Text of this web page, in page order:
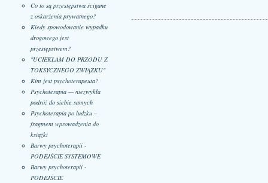
Co to są przestępstwa ścigane
z oskarżenia prywatnego?
Kiedy spowodowanie wypadku
drogowego jest
przestępstwem?
"UCIEKŁAM DO PRZODU Z
TOKSYCZNEGO ZWIĄZKU"
Kim jest psychoterapeuta?
Psychoterapia — niezwykła
podróż do siebie samych
Psychoterapia po ludzku –
fragment wprowadzenia do
książki
Barwy psychoterapii -
PODEJŚCIE SYSTEMOWE
Barwy psychoterapii -
PODEJŚCIE